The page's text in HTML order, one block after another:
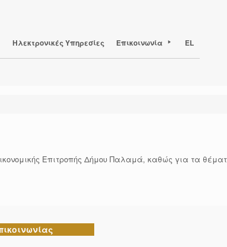
Ηλεκτρονικές Υπηρεσίες Επικοινωνία EL
Επιτροπής Δήμου Παλαμά, καθώς για τα